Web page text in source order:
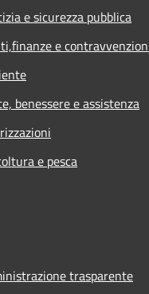
e sicurezza pubblica
e
benessere e assistenza
e pesca
trasparente